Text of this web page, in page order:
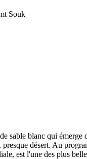
Souk
sable blanc qui
désert. Au
est l'une des plus